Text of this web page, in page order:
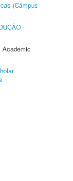
(Câmpus
Academic